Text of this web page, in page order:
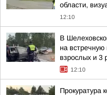
области,
12:10
В
на
взрослых и 3
12:10
Прокуратура